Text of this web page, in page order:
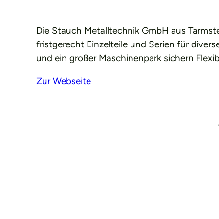
Die Stauch Metalltechnik GmbH aus
fristgerecht Einzelteile und Serien für
und ein großer Maschinenpark sichern
Zur Webseite